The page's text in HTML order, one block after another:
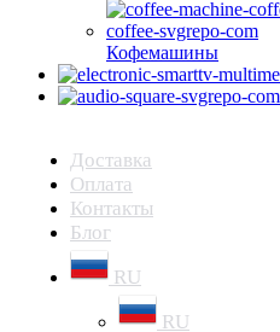
Кофемашины
Доставка
Оплата
Контакты
Блог
RU
RU